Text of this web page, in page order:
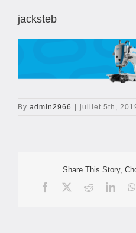
jacksteb
By admin2966 | juillet 5th,
Share This Story,
Facebook Reddit